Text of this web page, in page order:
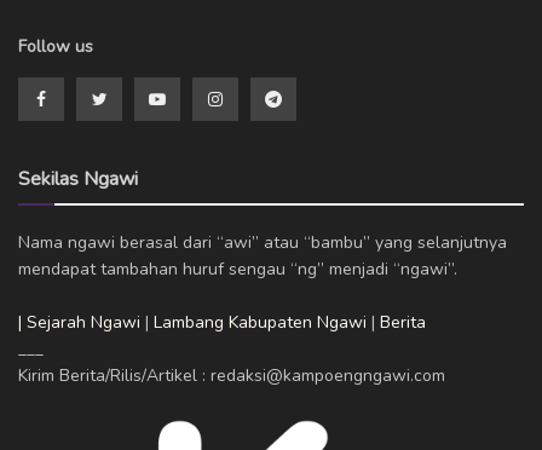
Follow us
Sekilas Ngawi
Nama ngawi berasal dari “awi” atau “bambu” yang selanjutnya
mendapat tambahan huruf sengau “ng” menjadi “ngawi”.
| Sejarah Ngawi | Lambang Kabupaten Ngawi | Berita
Kirim Berita/Rilis/Artikel : redaksi@kampoengngawi.com